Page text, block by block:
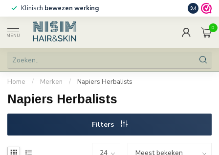
Klinisch bewezen werking 9.4
MENU
0
Home / Merken / Napiers Herbalists
Napiers Herbalists
Filters